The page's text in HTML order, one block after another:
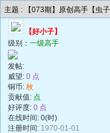
主题 : 【073期】原创高手【虫
【好小子】
级别： 一级高手
发帖:
威望: 0 点
铜币: 枚
贡献值: 点
好评度: 0 点
在线时间: 0(时)
注册时间: 1970-01-01